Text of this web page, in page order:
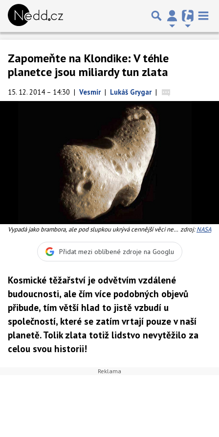
Zapomeňte na Klondike: V téhle
planetce jsou miliardy tun zlata
15. 12. 2014 – 14:30 | Vesmír | Lukáš Grygar |
Vypadá jako brambora, ale pod slupkou ukrývá cennější věci než zdroj:NASA
Přidat mezi oblíbené zdroje na Googlu
Kosmické těžařství je odvětvím vzdálené
budoucnosti, ale čím více podobných objevů
přibude, tím větší hlad to jistě vzbudí u
společností, které se zatím vrtají pouze v naší
planetě. Tolik zlata totiž lidstvo nevytěžilo za
celou svou historii!